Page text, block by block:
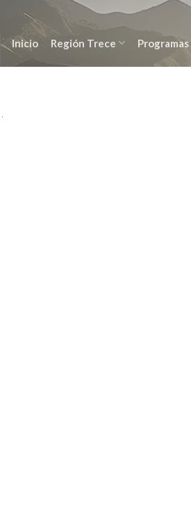
Inicio Región Trece Programas
.